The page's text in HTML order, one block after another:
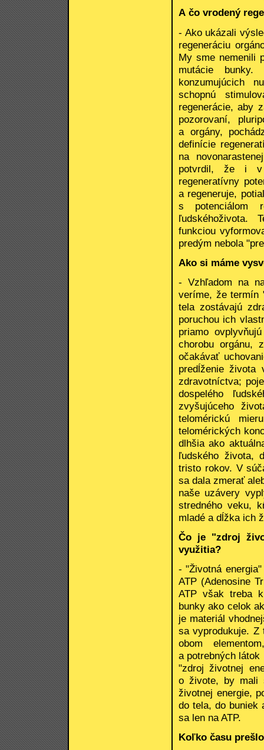
A čo vrodený
- Ako ukázali
regeneráciu
My sme nemenili
mutácie
konzumujúcich
schopnú
regenerácie, aby
pozorovaní,
a orgány,
definície
na
potvrdil, že i v
regeneratívny
a regeneruje,
s potenciálom
ľudskéhoživota.
funkciou
predým nebola
Ako si máme
- Vzhľadom na
veríme, že termín
tela zostávajú
poruchou ich
priamo
chorobu orgánu,
očakávať
predĺženie života
zdravotníctva;
dospelého
zvyšujúceho
telomérickú
telomérických
dlhšia ako
ľudského života,
tristo rokov. V
sa dala zmerať
naše uzávery
stredného veku,
mladé a dĺžka ich
Čo je "zdroj
využitia?
- "Životná
ATP (Adenosine
ATP však treba
bunky ako celok
je materiál
sa vyprodukuje. Z
obom
a potrebných
"zdroj životnej
o živote, by mali
životnej energie,
do tela, do buniek
sa len na ATP.
Koľko času